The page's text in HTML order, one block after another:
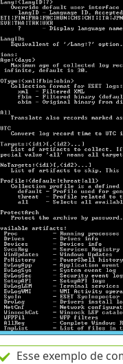
Esse exemplo de